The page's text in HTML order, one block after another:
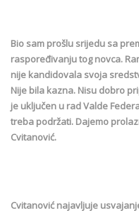
Bio sam prošlu srijedu sa
raspoređivanju tog novca.
nije kandidovala svoja
Nije bila kazna. Nisu dobro
je uključen u rad Valde
treba podržati. Dajemo
Cvitanović.
Cvitanović najavljuje